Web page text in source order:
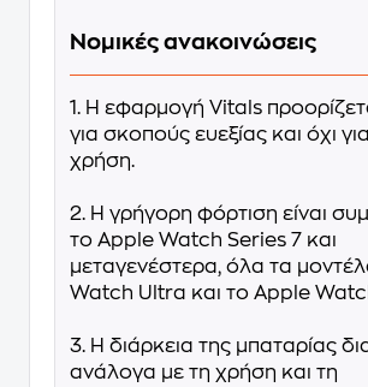
Νομικές ανακοινώσεις
1. Η εφαρμογή Vitals
για σκοπούς ευεξίας και όχι
χρήση.
2. Η γρήγορη φόρτιση είναι
το Apple Watch Series 7 και
μεταγενέστερα, όλα τα
Watch Ultra και το Apple
3. Η διάρκεια της μπαταρίας
ανάλογα με τη χρήση και τη